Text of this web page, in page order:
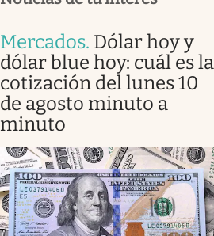
Mercados. Dólar hoy y
dólar blue hoy: cuál es la
cotización del lunes 10
de agosto minuto a
minuto